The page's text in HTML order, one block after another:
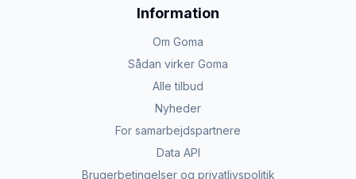
Information
Om Goma
Sådan virker Goma
Alle tilbud
Nyheder
For samarbejdspartnere
Data API
Brugerbetingelser og privatlivspolitik